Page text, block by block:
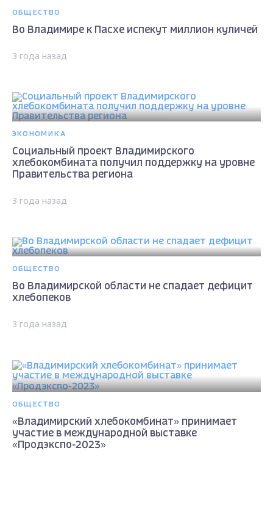
ОБЩЕСТВО
Во Владимире к Пасхе испекут миллион куличей
3 года назад
ЭКОНОМИКА
Социальный проект Владимирского
хлебокомбината получил поддержку на уровне
Правительства региона
3 года назад
ОБЩЕСТВО
Во Владимирской области не спадает дефицит
хлебопеков
3 года назад
ОБЩЕСТВО
«Владимирский хлебокомбинат» принимает
участие в международной выставке
«Продэкспо-2023»